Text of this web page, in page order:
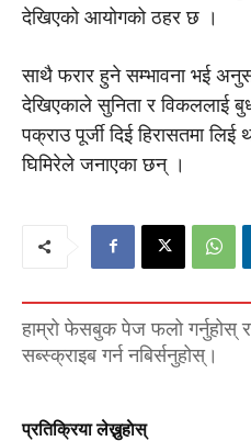
देखिएको आयोगको ठहर छ ।
साथै फरार हुने सम्भावना भई
देखिएकाले सुनिता र विकललाई
पक्राउ पूर्जी दिई हिरासतमा
घिमिरेले जनाएका छन् ।
हाम्रो फेसबुक पेज फलो गर्नुहोस्
सब्स्क्राइब गर्न नबिर्सनुहोस्।
प्रतिक्रिया लेख्नुहाेस्